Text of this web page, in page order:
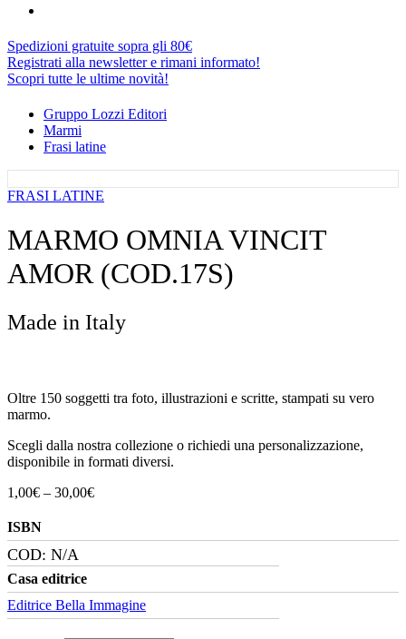
Spedizioni gratuite sopra gli 80€
Registrati alla newsletter e rimani informato!
Scopri tutte le ultime novità!
Gruppo Lozzi Editori
Marmi
Frasi latine
FRASI LATINE
MARMO OMNIA VINCIT
AMOR (COD.17S)
Made in Italy
Oltre 150 soggetti tra foto, illustrazioni e scritte, stampati su vero
marmo.
Scegli dalla nostra collezione o richiedi una personalizzazione,
disponibile in formati diversi.
1,00€ – 30,00€Fascia
da
30,00€
ISBN
COD: N/A
Casa editrice
Editrice Bella Immagine